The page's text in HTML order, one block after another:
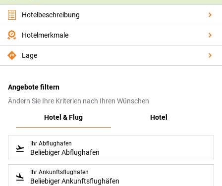
Hotelbeschreibung
Hotelmerkmale
Lage
Angebote filtern
Ändern Sie Ihre Kriterien nach Ihren Wünschen
Hotel & Flug
Hotel
Ihr Abflughafen
Beliebiger Abflughafen
Ihr Ankunftsflughafen
Beliebiger Ankunftsflughäfen